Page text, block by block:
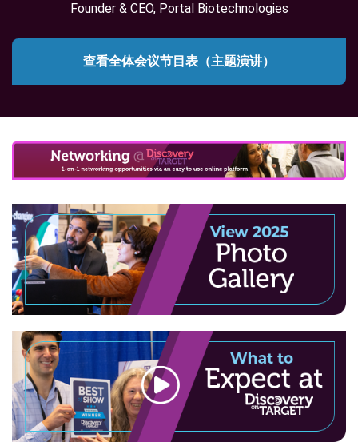
Founder & CEO, Portal Biotechnologies
查看全体会议节目表（主题演讲）